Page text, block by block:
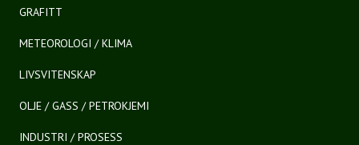
GRAFITT
METEOROLOGI / KLIMA
LIVSVITENSKAP
OLJE / GASS / PETROKJEMI
INDUSTRI / PROSESS